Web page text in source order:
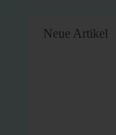
Neue Artikel